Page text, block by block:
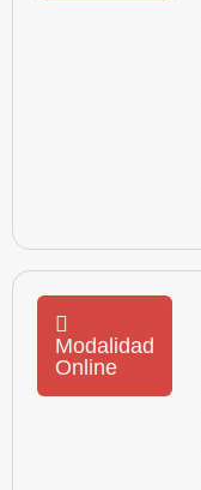
Modalidad
Online